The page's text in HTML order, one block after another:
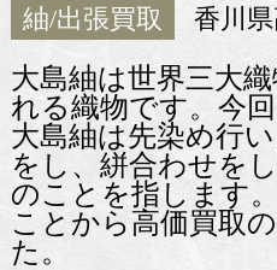
紬/出張買取 香川
大島紬は世界三大
れる織物です。今
大島紬は先染め行
をし、絣合わせを
のことを指します
ことから高価買取
た。